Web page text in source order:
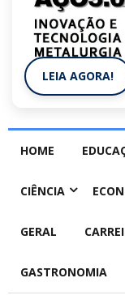
LEIA AGORA!
HOME
CIÊNCIA
GERAL
GASTRONOMIA